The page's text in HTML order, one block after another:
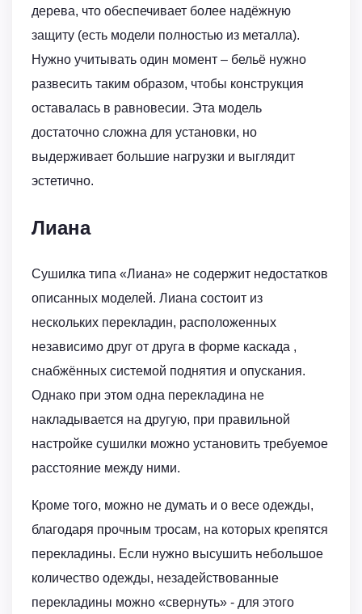
дерева, что обеспечивает более надёжную
защиту (есть модели полностью из металла).
Нужно учитывать один момент – бельё нужно
развесить таким образом, чтобы конструкция
оставалась в равновесии. Эта модель
достаточно сложна для установки, но
выдерживает большие нагрузки и выглядит
эстетично.
Лиана
Сушилка типа «Лиана» не содержит недостатков
описанных моделей. Лиана состоит из
нескольких перекладин, расположенных
независимо друг от друга в форме каскада ,
снабжённых системой поднятия и опускания.
Однако при этом одна перекладина не
накладывается на другую, при правильной
настройке сушилки можно установить требуемое
расстояние между ними.
Кроме того, можно не думать и о весе одежды,
благодаря прочным тросам, на которых крепятся
перекладины. Если нужно высушить небольшое
количество одежды, незадействованные
перекладины можно «свернуть» - для этого